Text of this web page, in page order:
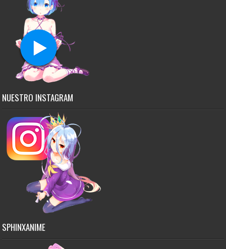
NUESTRO INSTAGRAM
SPHINXANIME